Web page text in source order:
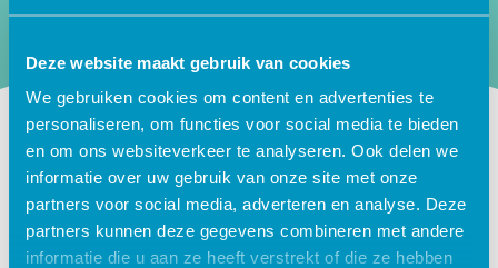
Deze website maakt gebruik van cookies
We gebruiken cookies om content en advertenties te
personaliseren, om functies voor social media te bieden
en om ons websiteverkeer te analyseren. Ook delen we
informatie over uw gebruik van onze site met onze
partners voor social media, adverteren en analyse. Deze
partners kunnen deze gegevens combineren met andere
informatie die u aan ze heeft verstrekt of die ze hebben
Laat jouw gegevens achter en
ontvang de BPO brochure